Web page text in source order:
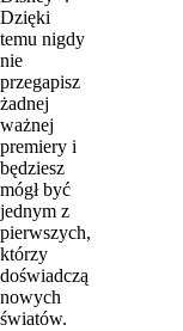
Dzięki
temu nigdy
nie
przegapisz
żadnej
ważnej
premiery i
będziesz
mógł być
jednym z
pierwszych,
którzy
doświadczą
nowych
światów.